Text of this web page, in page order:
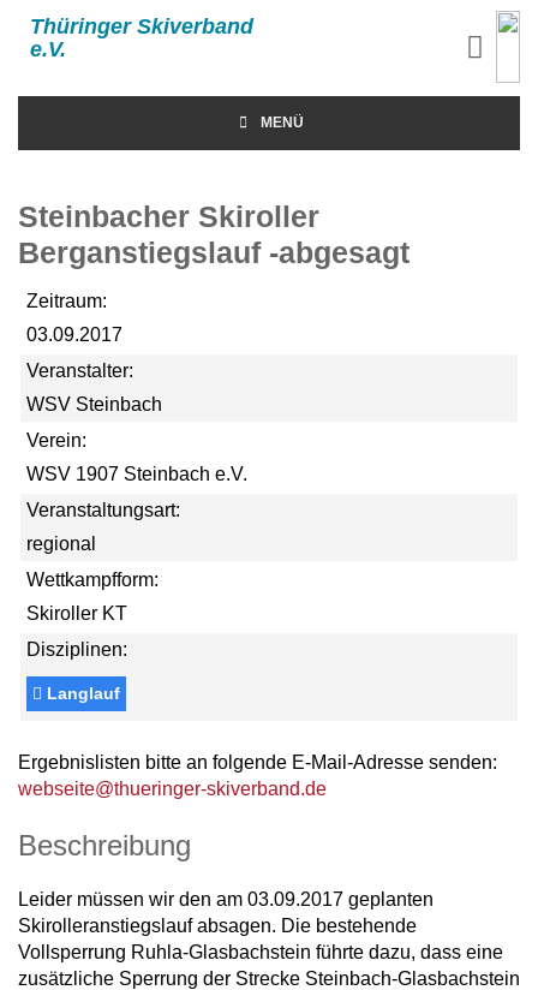
Thüringer Skiverband
e.V.
MENÜ
Steinbacher Skiroller
Berganstiegslauf -abgesagt
Zeitraum:
03.09.2017
Veranstalter:
WSV Steinbach
Verein:
WSV 1907 Steinbach e.V.
Veranstaltungsart:
regional
Wettkampfform:
Skiroller KT
Disziplinen:
Langlauf
Ergebnislisten bitte an folgende E-Mail-Adresse senden:
webseite@thueringer-skiverband.de
Beschreibung
Leider müssen wir den am 03.09.2017 geplanten
Skirolleranstiegslauf absagen. Die bestehende
Vollsperrung Ruhla-Glasbachstein führte dazu, dass eine
zusätzliche Sperrung der Strecke Steinbach-Glasbachstein